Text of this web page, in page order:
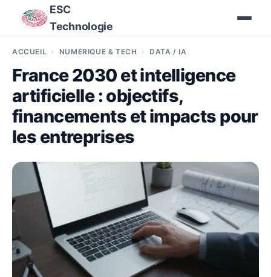
ESC
Technologie
ACCUEIL NUMÉRIQUE & TECH DATA / IA
France 2030 et intelligence
artificielle : objectifs,
financements et impacts pour
les entreprises